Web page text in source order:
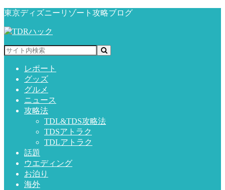
東京ディズニーリゾート攻略ブログ
レポート
グッズ
グルメ
ニュース
攻略法
TDL&TDS攻略法
TDSアトラク
TDLアトラク
話題
ウエディング
お泊り
海外